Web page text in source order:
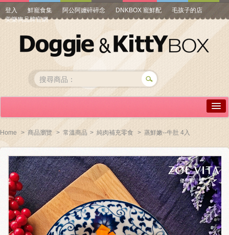
登入 鮮寵食集 阿公阿嬤碎碎念 DNKBOX 寵鮮配
毛孩子的店
美樂狗品牌官網
常見問答
商品瀏覽
線上訂購
帳號專區
關於我們
Home > 商品瀏覽 > 常溫商品 > 純肉補充零食 > 蒸鮮嫩--牛肚 4入